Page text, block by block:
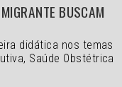
BUSCAM
didática nos temas
Saúde Obstétrica